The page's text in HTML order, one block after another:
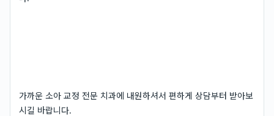
가까운 소아 교정 전문 치과에 내원하셔서 편하게 상담부터 받아보
시길 바랍니다.